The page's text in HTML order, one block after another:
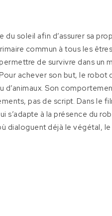
soleil afin d’assurer sa
commun à tous les
de survivre dans un
achever son but, le robot
Son
pas de script. Dans le
s’adapte à la présence du
dialoguent déjà le végétal, le